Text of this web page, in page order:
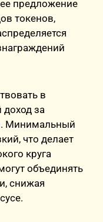
предложение
токенов,
в
доход за
Минимальный
что делает
круга
объединять
снижая